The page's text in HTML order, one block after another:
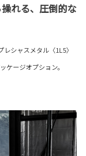
れる、圧倒的な
シャスメタル〈1L5〉
ケージオプション。